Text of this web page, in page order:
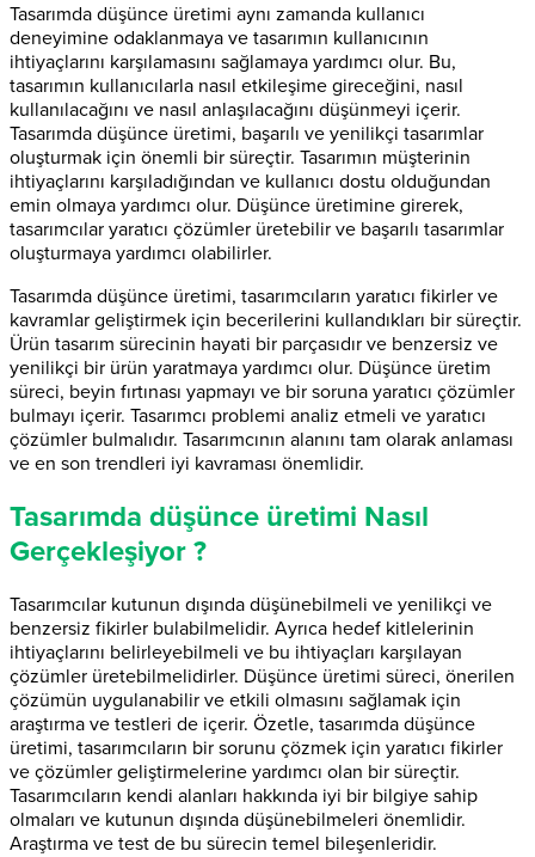
Tasarımda düşünce üretimi aynı zamanda kullanıcı
deneyimine odaklanmaya ve tasarımın kullanıcının
ihtiyaçlarını karşılamasını sağlamaya yardımcı olur. Bu,
tasarımın kullanıcılarla nasıl etkileşime gireceğini, nasıl
kullanılacağını ve nasıl anlaşılacağını düşünmeyi içerir.
Tasarımda düşünce üretimi, başarılı ve yenilikçi tasarımlar
oluşturmak için önemli bir süreçtir. Tasarımın müşterinin
ihtiyaçlarını karşıladığından ve kullanıcı dostu olduğundan
emin olmaya yardımcı olur. Düşünce üretimine girerek,
tasarımcılar yaratıcı çözümler üretebilir ve başarılı tasarımlar
oluşturmaya yardımcı olabilirler.
Tasarımda düşünce üretimi, tasarımcıların yaratıcı fikirler ve
kavramlar geliştirmek için becerilerini kullandıkları bir süreçtir.
Ürün tasarım sürecinin hayati bir parçasıdır ve benzersiz ve
yenilikçi bir ürün yaratmaya yardımcı olur. Düşünce üretim
süreci, beyin fırtınası yapmayı ve bir soruna yaratıcı çözümler
bulmayı içerir. Tasarımcı problemi analiz etmeli ve yaratıcı
çözümler bulmalıdır. Tasarımcının alanını tam olarak anlaması
ve en son trendleri iyi kavraması önemlidir.
Tasarımda düşünce üretimi Nasıl
Gerçekleşiyor ?
Tasarımcılar kutunun dışında düşünebilmeli ve yenilikçi ve
benzersiz fikirler bulabilmelidir. Ayrıca hedef kitlelerinin
ihtiyaçlarını belirleyebilmeli ve bu ihtiyaçları karşılayan
çözümler üretebilmelidirler. Düşünce üretimi süreci, önerilen
çözümün uygulanabilir ve etkili olmasını sağlamak için
araştırma ve testleri de içerir. Özetle, tasarımda düşünce
üretimi, tasarımcıların bir sorunu çözmek için yaratıcı fikirler
ve çözümler geliştirmelerine yardımcı olan bir süreçtir.
Tasarımcıların kendi alanları hakkında iyi bir bilgiye sahip
olmaları ve kutunun dışında düşünebilmeleri önemlidir.
Araştırma ve test de bu sürecin temel bileşenleridir.